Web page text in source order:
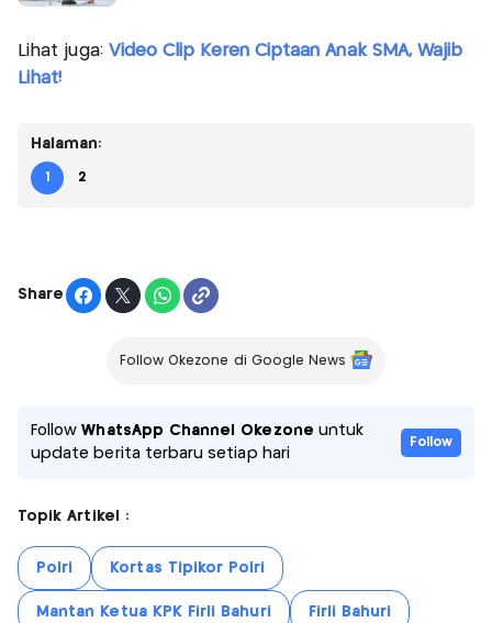
Lihat juga: Video Clip Keren Ciptaan Anak SMA, Wajib
Lihat!
Halaman:
1 2
Share
Follow Okezone di Google News
FollowWhatsApp Channel Okezone untuk
update berita terbaru setiap hari
Follow
Topik Artikel :
Polri Kortas Tipikor Polri
Mantan Ketua KPK Firli Bahuri Firli Bahuri